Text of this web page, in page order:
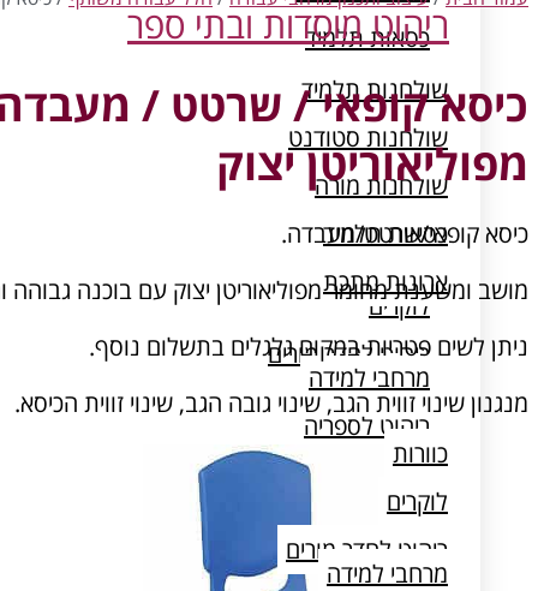
כסאות תלמיד
ארונות מתכת
לוקרים
ריהוט לחדר מורים
מרחבי למידה
ריהוט לספריה
שולחן מעבדה
ריהוט מוסדות ובתי ספר
שולחנות תלמיד
שולחנות סטודנט
שולחנות מורה
כסאות תלמיד
ארונות מתכת
כוורות
לוקרים
ריהוט לחדר מורים
מרחבי למידה
כיסא קופאי / שרטט /
מפוליאוריטן יצוק
כיסא קופאי/שרטט/מעבדה.
מושב ומשענת מחומר מפוליאוריטן יצוק עם בוכנה גבוהה
ניתן לשים פטריות במקום גלגלים בתשלום נוסף.
מנגנון שינוי זווית הגב, שינוי גובה הגב, שינוי זווית הכיסא.